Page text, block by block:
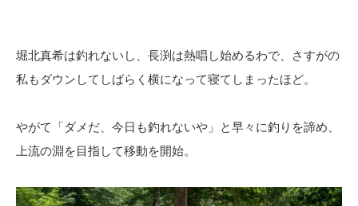
堀北真希は釣れないし、長渕は熱唱し始めるわで、さすがの
私もダウンしてしばらく横になって寝てしまったほど。
やがて「ダメだ、今日も釣れないや」と早々に釣りを諦め、
上流の淵を目指して移動を開始。